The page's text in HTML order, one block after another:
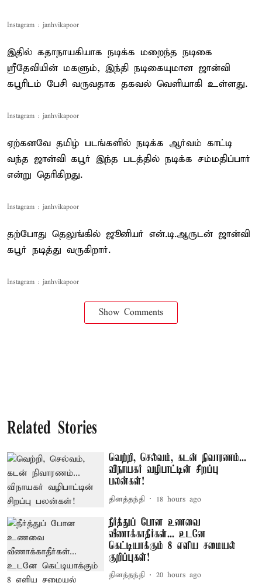
Instagram : janhvikapoor
இதில் கதாநாயகியாக நடிக்க மறைந்த நடிகை
ஸ்ரீதேவியின் மகளும், இந்தி நடிகையுமான ஜான்வி
கபூரிடம் பேசி வருவதாக தகவல் வெளியாகி உள்ளது.
Instagram : janhvikapoor
ஏற்கனவே தமிழ் படங்களில் நடிக்க ஆர்வம் காட்டி
வந்த ஜான்வி கபூர் இந்த படத்தில் நடிக்க சம்மதிப்பார்
என்று தெரிகிறது.
Instagram : janhvikapoor
தற்போது தெலுங்கில் ஜூனியர் என்.டி.ஆருடன் ஜான்வி
கபூர் நடித்து வருகிறார்.
Instagram : janhvikapoor
Show Comments
Related Stories
வெற்றி, செல்வம், கடன் நிவாரணம்...
விநாயகர் வழிபாட்டின் சிறப்பு
பலன்கள்!
தினத்தந்தி 18 hours ago
நீர்த்துப் போன உணவை
வீணாக்காதீர்கள்... உடனே
கெட்டியாக்கும் 8 எளிய சமையல்
குறிப்புகள்!
தினத்தந்தி 20 hours ago